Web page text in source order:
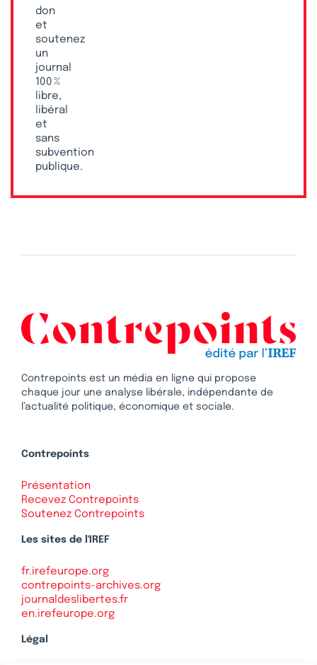
don
et
soutenez
un
journal
100 %
libre,
libéral
et
sans
subvention
publique.
Contrepoints est un média en ligne qui propose
chaque jour une analyse libérale, indépendante de
l’actualité politique, économique et sociale.
Contrepoints
Présentation
Recevez Contrepoints
Soutenez Contrepoints
Les sites de l'IREF
fr.irefeurope.org
contrepoints-archives.org
journaldeslibertes.fr
en.irefeurope.org
Légal